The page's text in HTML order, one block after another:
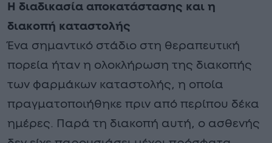
Η διαδικασία αποκατάστασης και η
διακοπή καταστολής
Ένα σημαντικό στάδιο στη θεραπευτική
πορεία ήταν η ολοκλήρωση της διακοπής
των φαρμάκων καταστολής, η οποία
πραγματοποιήθηκε πριν από περίπου δέκα
ημέρες. Παρά τη διακοπή αυτή, ο ασθενής